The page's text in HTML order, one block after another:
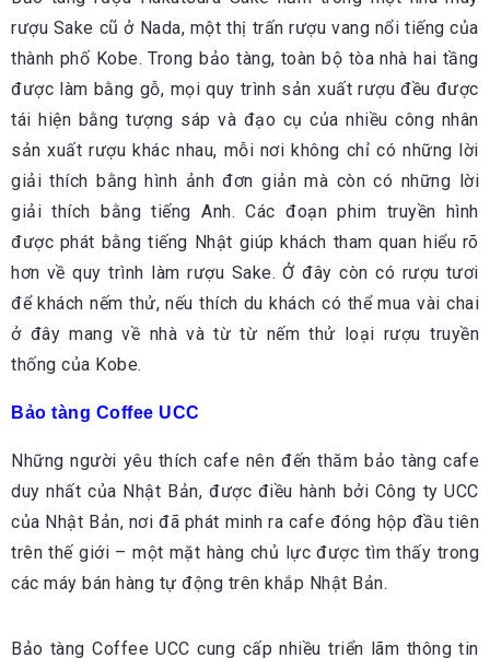
rượu Sake cũ ở Nada, một thị trấn rượu vang nổi tiếng của
thành phố Kobe. Trong bảo tàng, toàn bộ tòa nhà hai tầng
được làm bằng gỗ, mọi quy trình sản xuất rượu đều được
tái hiện bằng tượng sáp và đạo cụ của nhiều công nhân
sản xuất rượu khác nhau, mỗi nơi không chỉ có những lời
giải thích bằng hình ảnh đơn giản mà còn có những lời
giải thích bằng tiếng Anh. Các đoạn phim truyền hình
được phát bằng tiếng Nhật giúp khách tham quan hiểu rõ
hơn về quy trình làm rượu Sake. Ở đây còn có rượu tươi
để khách nếm thử, nếu thích du khách có thể mua vài chai
ở đây mang về nhà và từ từ nếm thử loại rượu truyền
thống của Kobe.
Bảo tàng Coffee UCC
Những người yêu thích cafe nên đến thăm bảo tàng cafe
duy nhất của Nhật Bản, được điều hành bởi Công ty UCC
của Nhật Bản, nơi đã phát minh ra cafe đóng hộp đầu tiên
trên thế giới – một mặt hàng chủ lực được tìm thấy trong
các máy bán hàng tự động trên khắp Nhật Bản.
Bảo tàng Coffee UCC cung cấp nhiều triển lãm thông tin